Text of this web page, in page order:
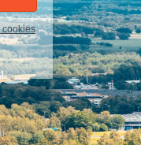
cookies